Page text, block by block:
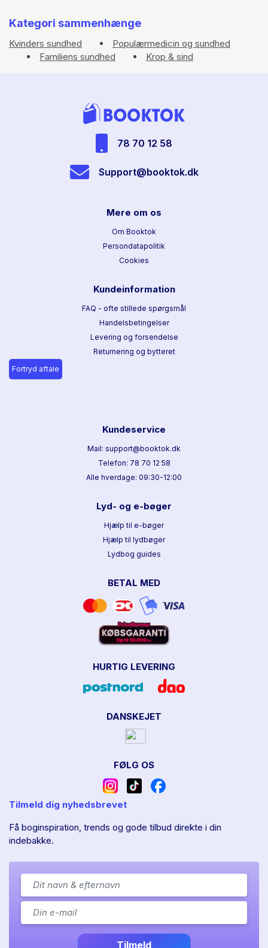
Kategori sammenhænge
Kvinders sundhed
Populærmedicin og sundhed
Familiens sundhed
Krop & sind
78 70 12 58
Support@booktok.dk
Mere om os
Om Booktok
Persondatapolitik
Cookies
Kundeinformation
FAQ - ofte stillede spørgsmål
Handelsbetingelser
Levering og forsendelse
Returnering og bytteret
Fortryd aftale
Kundeservice
Mail: support@booktok.dk
Telefon: 78 70 12 58
Alle hverdage: 09:30-12:00
Lyd- og e-bøger
Hjælp til e-bøger
Hjælp til lydbøger
Lydbog guides
BETAL MED
HURTIG LEVERING
DANSKEJET
FØLG OS
Tilmeld dig nyhedsbrevet
Få boginspiration, trends og gode tilbud direkte i din
indebakke.
Tilmeld